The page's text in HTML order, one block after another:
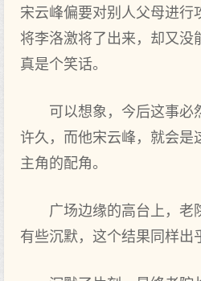
宋云峰偏要对别人父母进行
将李洛激将了出来，却又没
真是个笑话。
可以想象，今后这事必
许久，而他宋云峰，就会是
主角的配角。
广场边缘的高台上，老
有些沉默，这个结果同样出